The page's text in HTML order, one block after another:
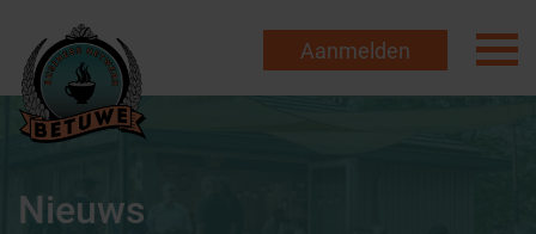
Aanmelden
Nieuws